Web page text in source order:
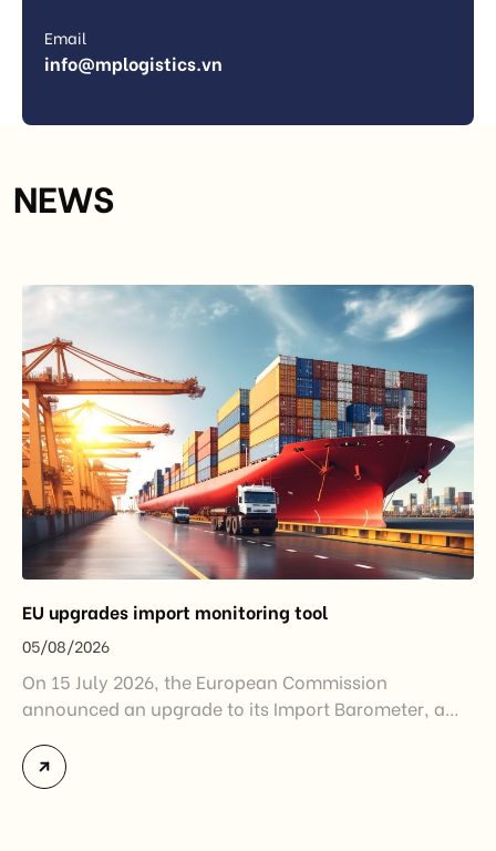
Email
info@mplogistics.vn
NEWS
EU upgrades import monitoring tool
05/08/2026
On 15 July 2026, the European Commission
announced an upgrade to its Import Barometer, a
monitor import trends across the European Union.
While the update does not introduce new tariffs or